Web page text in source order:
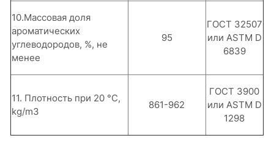
10.Массовая доля
ароматических
углеводородов, %, не
менее
95
ГОСТ 32507
или ASTM D
6839
11. Плотность при 20 °С,
kg/m3
861-962
ГОСТ 3900
или ASTM D
1298